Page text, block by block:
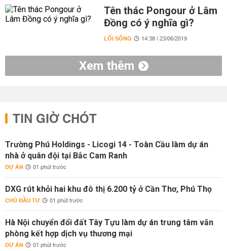
Tên thác Pongour ở Lâm
Đồng có ý nghĩa gì?
LỐI SỐNG 14:38 | 23/06/2019
Xem thêm
TIN GIỜ CHÓT
Trường Phú Holdings - Licogi 14 - Toàn Cầu làm dự án
nhà ở quân đội tại Bắc Cam Ranh
DỰ ÁN 01 phút trước
DXG rút khỏi hai khu đô thị 6.200 tỷ ở Cần Thơ, Phú Thọ
CHỦ ĐẦU TƯ 01 phút trước
Hà Nội chuyển đổi đất Tây Tựu làm dự án trung tâm văn
phòng kết hợp dịch vụ thương mại
DỰ ÁN 01 phút trước